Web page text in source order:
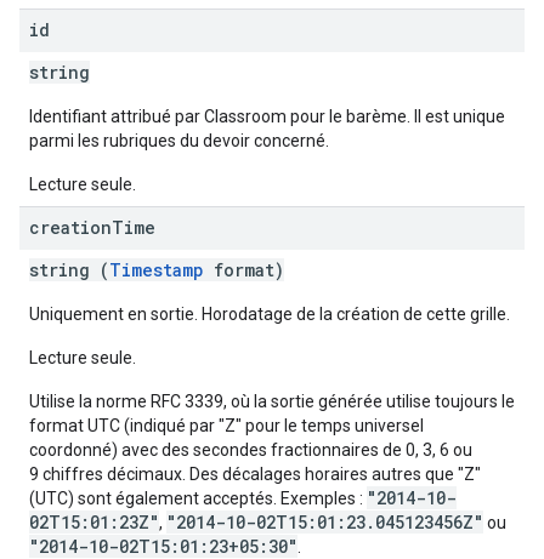
id
string
Identifiant attribué par Classroom pour le barème. Il est unique
parmi les rubriques du devoir concerné.
Lecture seule.
creationTime
string (Timestamp format)
Uniquement en sortie. Horodatage de la création de cette grille.
Lecture seule.
Utilise la norme RFC 3339, où la sortie générée utilise toujours le
format UTC (indiqué par "Z" pour le temps universel
coordonné) avec des secondes fractionnaires de 0, 3, 6 ou
9 chiffres décimaux. Des décalages horaires autres que "Z"
(UTC) sont également acceptés. Exemples : "2014-10-
02T15:01:23Z", "2014-10-02T15:01:23.045123456Z" ou
"2014-10-02T15:01:23+05:30"